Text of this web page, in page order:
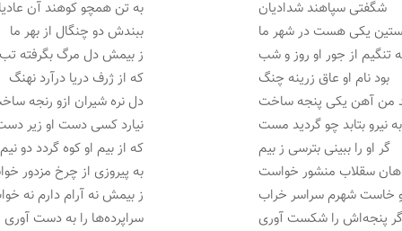
شگفتی سپاهند شدادیان
به تن همچو کوهند آن
یکی هست در شهر ما
ببندش دو چنگال از بهر ما
تنگیم از جور او روز و شب
ز بیمش دل مرگ بگرفته تب
بود نام او عاق زرینه چنگ
که از ژرف دریا درآرد نهنگ
من آهن یکی پنجه ساخت
دل نره شیران ازو رنجه
به نیرو بتابد چو گردید مست
نیارد کسی دست او زیر
گر او را ببینی بترسی ز بیم
که از بیم او کوه گردد دو نیم
سقلاب منشور خواست
به پیروزی از چرخ مزدور
خاست شهرم سراسر خراب
ز بیمش نه آرام دارم نه
پنجه‌اش را شکست آوری
سراپرده‌ها را به دست آوری